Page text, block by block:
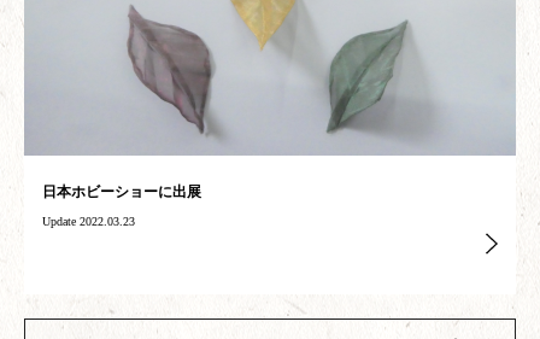
日本ホビーショーに出展
Update 2022.03.23